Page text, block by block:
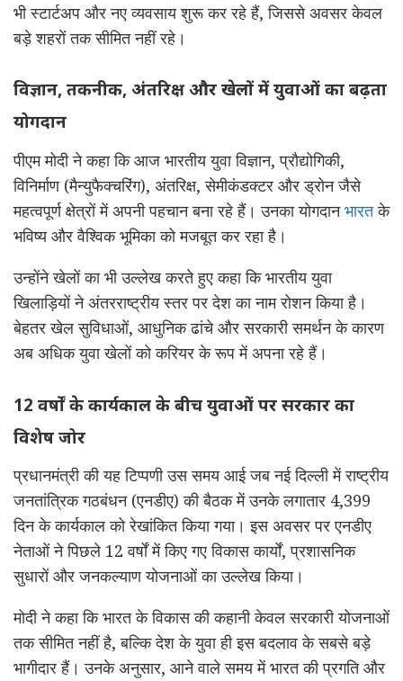
भी स्टार्टअप और नए व्यवसाय शुरू कर रहे हैं, जिससे अवसर केवल
बड़े शहरों तक सीमित नहीं रहे।
विज्ञान, तकनीक, अंतरिक्ष और खेलों में युवाओं का बढ़ता
योगदान
पीएम मोदी ने कहा कि आज भारतीय युवा विज्ञान, प्रौद्योगिकी,
विनिर्माण (मैन्युफैक्चरिंग), अंतरिक्ष, सेमीकंडक्टर और ड्रोन जैसे
महत्वपूर्ण क्षेत्रों में अपनी पहचान बना रहे हैं। उनका योगदानभारतके
भविष्य और वैश्विक भूमिका को मजबूत कर रहा है।
उन्होंने खेलों का भी उल्लेख करते हुए कहा कि भारतीय युवा
खिलाड़ियों ने अंतरराष्ट्रीय स्तर पर देश का नाम रोशन किया है।
बेहतर खेल सुविधाओं, आधुनिक ढांचे और सरकारी समर्थन के कारण
अब अधिक युवा खेलों को करियर के रूप में अपना रहे हैं।
12 वर्षों के कार्यकाल के बीच युवाओं पर सरकार का
विशेष जोर
प्रधानमंत्री की यह टिप्पणी उस समय आई जब नई दिल्ली में राष्ट्रीय
जनतांत्रिक गठबंधन (एनडीए) की बैठक में उनके लगातार 4,399
दिन के कार्यकाल को रेखांकित किया गया। इस अवसर पर एनडीए
नेताओं ने पिछले 12 वर्षों में किए गए विकास कार्यों, प्रशासनिक
सुधारों और जनकल्याण योजनाओं का उल्लेख किया।
मोदी ने कहा कि भारत के विकास की कहानी केवल सरकारी योजनाओं
तक सीमित नहीं है, बल्कि देश के युवा ही इस बदलाव के सबसे बड़े
भागीदार हैं। उनके अनुसार, आने वाले समय में भारत की प्रगति और